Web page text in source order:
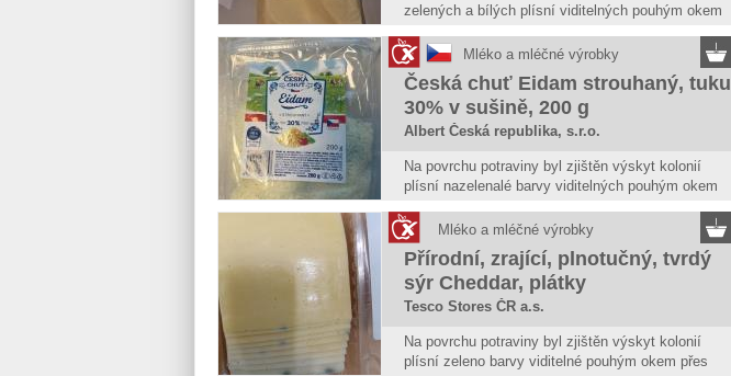
zelených a bílých plísní viditelných pouhým okem
Potravina se nepovažuje za bezpečnou, pokud
jeví známky kažení.
Mléko a mléčné výrobky
Česká chuť Eidam strouhaný, tuku
30% v sušině, 200 g
Albert Česká republika, s.r.o.
Na povrchu potraviny byl zjištěn výskyt kolonií
plísní nazelenalé barvy viditelných pouhým okem
bezpečnou, pokud jeví známky kažení.
Mléko a mléčné výrobky
Přírodní, zrající, plnotučný, tvrdý
sýr Cheddar, plátky
Tesco Stores ČR a.s.
Na povrchu potraviny byl zjištěn výskyt kolonií
plísní zeleno barvy viditelné pouhým okem přes